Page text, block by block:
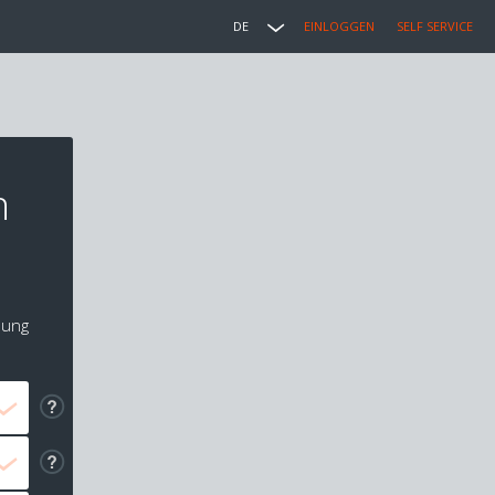
DE EINLOGGEN SELF SERVICE